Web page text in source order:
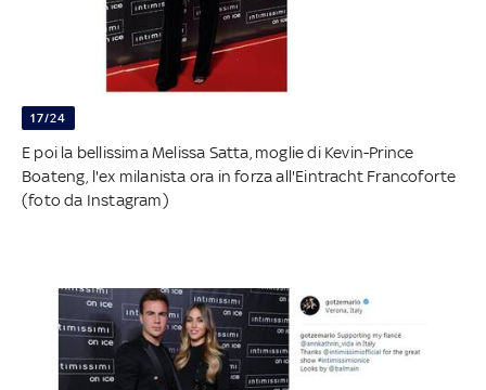
17/24
E poi la bellissima Melissa Satta, moglie di Kevin-Prince
Boateng, l'ex milanista ora in forza all'Eintracht Francoforte
(foto da Instagram)